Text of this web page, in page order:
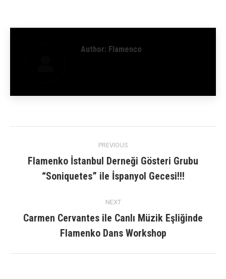
Author: Flamenco
navigation
PREVIOUS
Previous
post:
Flamenko İstanbul Derneği Gösteri Grubu
“Soniquetes” ile İspanyol Gecesi!!!
NEXT
post:
Carmen Cervantes ile Canlı Müzik Eşliğinde
Flamenko Dans Workshop